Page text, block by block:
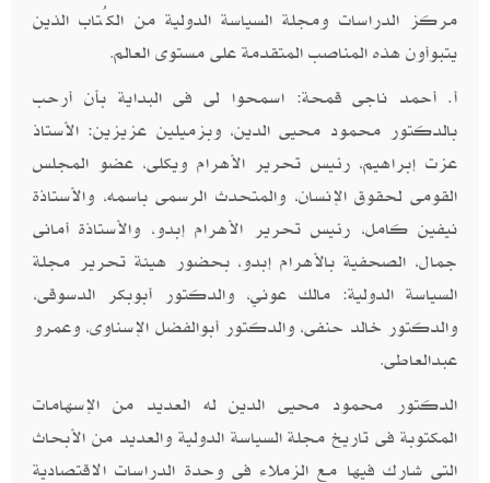
مركز الدراسات ومجلة السياسة الدولية من الكُتاب الذين
يتبوأون هذه المناصب المتقدمة على مستوى العالم.
أ. أحمد ناجى قمحة: اسمحوا لى فى البداية بأن أرحب
بالدكتور محمود محيى الدين، وبزميلين عزيزين: الأستاذ
عزت إبراهيم، رئيس تحرير الأهرام ويكلى، عضو المجلس
القومى لحقوق الإنسان، والمتحدث الرسمى باسمه، والأستاذة
نيفين كامل، رئيس تحرير الأهرام إبدو، والأستاذة أمانى
جمال، الصحفية بالأهرام إبدو، بحضور هيئة تحرير مجلة
السياسة الدولية: مالك عوني، والدكتور أبوبكر الدسوقى،
والدكتور خالد حنفى، والدكتور أبوالفضل الإسناوى، وعمرو
عبدالعاطى.
الدكتور محمود محيى الدين له العديد من الإسهامات
المكتوبة فى تاريخ مجلة السياسة الدولية والعديد من الأبحاث
التى شارك فيها مع الزملاء فى وحدة الدراسات الاقتصادية